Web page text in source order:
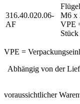
316.40.020.06-
AF
M6 x
VPE
Stück
VPE =
Abhängig von der
voraussichtlicher